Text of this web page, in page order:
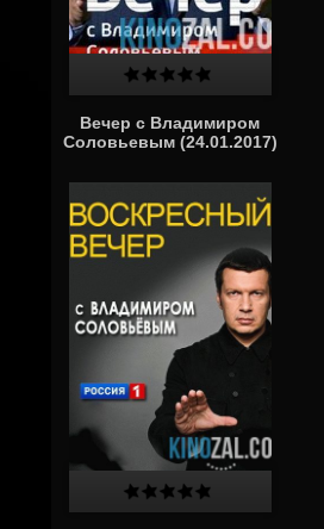
Вечер с Владимиром
Соловьевым (24.01.2017)